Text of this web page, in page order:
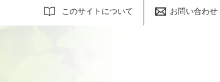
このサイトについて お問い合わせ
サイト内検索